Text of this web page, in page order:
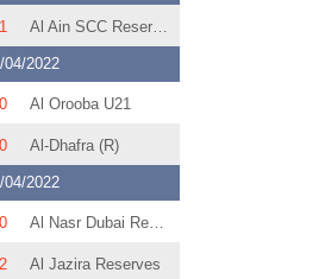
Al Ain SCC Reserves
04/2022
Al Orooba U21
Al-Dhafra (R)
04/2022
Al Nasr Dubai Reserve
Al Jazira Reserves